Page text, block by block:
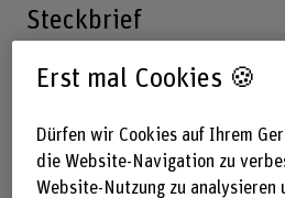
Steckbrief
Erst mal Cookies 🍪
Dürfen wir Cookies auf Ihrem
die Website-Navigation zu
Website-Nutzung zu analysieren